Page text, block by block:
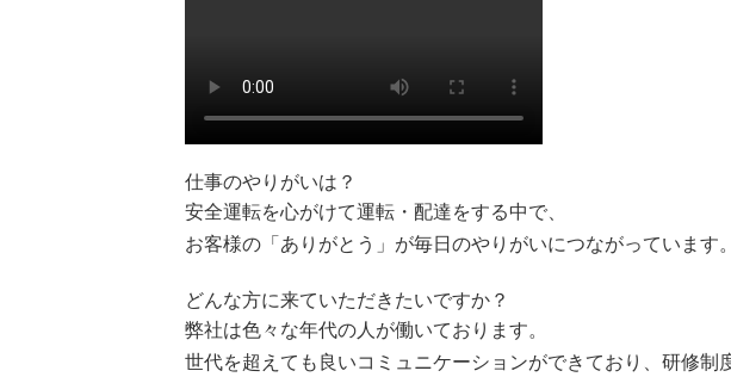
仕事のやりがいは？
安全運転を心がけて運転・配達をする中で、
お客様の「ありがとう」が毎日のやりがいにつながっています。
どんな方に来ていただきたいですか？
弊社は色々な年代の人が働いております。
世代を超えても良いコミュニケーションができており、研修制